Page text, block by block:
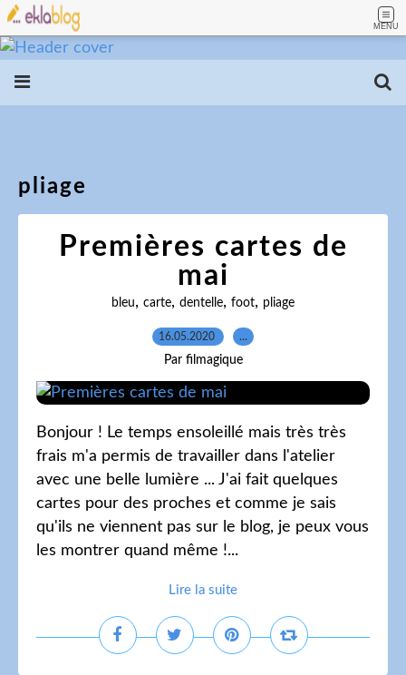
MENU
pliage
Premières cartes de
mai
bleu, carte, dentelle, foot, pliage
16.05.2020 …
Par filmagique
Bonjour ! Le temps ensoleillé mais très très
frais m'a permis de travailler dans l'atelier
avec une belle lumière ... J'ai fait quelques
cartes pour des proches et comme je sais
qu'ils ne viennent pas sur le blog, je peux vous
les montrer quand même !...
Lire la suite